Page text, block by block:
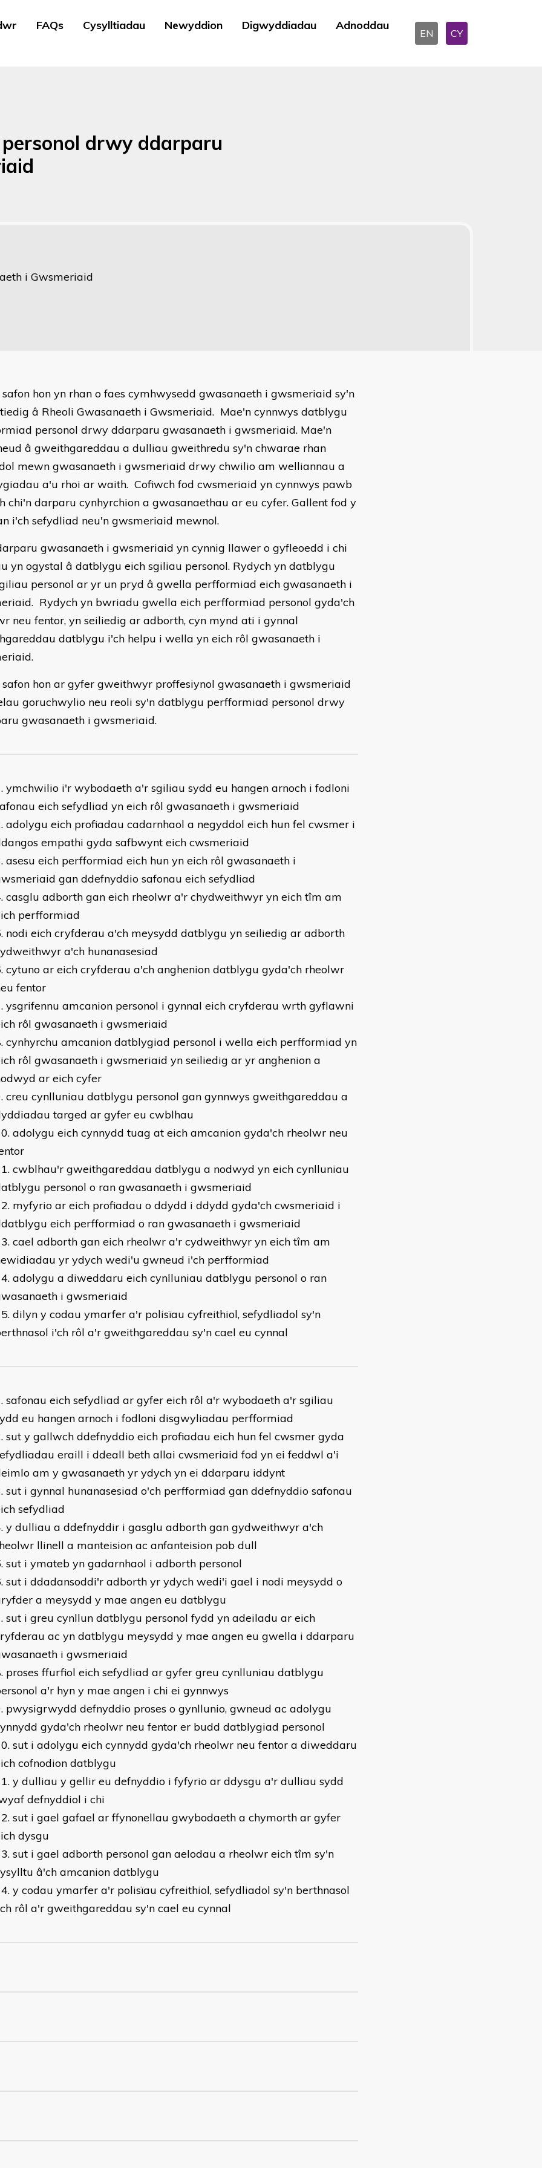
FAQs Cysylltiadau Newyddion Digwyddiadau Adnoddau
EN CY
drwy ddarparu
i Gwsmeriaid
hon yn rhan o faes cymhwysedd gwasanaeth i gwsmeriaid sy'n
â Rheoli Gwasanaeth i Gwsmeriaid. Mae'n cynnwys datblygu
personol drwy ddarparu gwasanaeth i gwsmeriaid. Mae'n
â gweithgareddau a dulliau gweithredu sy'n chwarae rhan
mewn gwasanaeth i gwsmeriaid drwy chwilio am welliannau a
a'u rhoi ar waith. Cofiwch fod cwsmeriaid yn cynnwys pawb
chi'n darparu cynhyrchion a gwasanaethau ar eu cyfer. Gallent fod y
i'ch sefydliad neu'n gwsmeriaid mewnol.
gwasanaeth i gwsmeriaid yn cynnig llawer o gyfleoedd i chi
yn ogystal â datblygu eich sgiliau personol. Rydych yn datblygu
personol ar yr un pryd â gwella perfformiad eich gwasanaeth i
Rydych yn bwriadu gwella eich perfformiad personol gyda'ch
neu fentor, yn seiliedig ar adborth, cyn mynd ati i gynnal
datblygu i'ch helpu i wella yn eich rôl gwasanaeth i
hon ar gyfer gweithwyr proffesiynol gwasanaeth i gwsmeriaid
goruchwylio neu reoli sy'n datblygu perfformiad personol drwy
gwasanaeth i gwsmeriaid.
ymchwilio i'r wybodaeth a'r sgiliau sydd eu hangen arnoch i fodloni
eich sefydliad yn eich rôl gwasanaeth i gwsmeriaid
adolygu eich profiadau cadarnhaol a negyddol eich hun fel cwsmer i
empathi gyda safbwynt eich cwsmeriaid
asesu eich perfformiad eich hun yn eich rôl gwasanaeth i
gan ddefnyddio safonau eich sefydliad
casglu adborth gan eich rheolwr a'r chydweithwyr yn eich tîm am
perfformiad
nodi eich cryfderau a'ch meysydd datblygu yn seiliedig ar adborth
a'ch hunanasesiad
cytuno ar eich cryfderau a'ch anghenion datblygu gyda'ch rheolwr
fentor
ysgrifennu amcanion personol i gynnal eich cryfderau wrth gyflawni
rôl gwasanaeth i gwsmeriaid
cynhyrchu amcanion datblygiad personol i wella eich perfformiad yn
rôl gwasanaeth i gwsmeriaid yn seiliedig ar yr anghenion a
ar eich cyfer
creu cynlluniau datblygu personol gan gynnwys gweithgareddau a
targed ar gyfer eu cwblhau
adolygu eich cynnydd tuag at eich amcanion gyda'ch rheolwr neu
cwblhau'r gweithgareddau datblygu a nodwyd yn eich cynlluniau
personol o ran gwasanaeth i gwsmeriaid
myfyrio ar eich profiadau o ddydd i ddydd gyda'ch cwsmeriaid i
eich perfformiad o ran gwasanaeth i gwsmeriaid
cael adborth gan eich rheolwr a'r cydweithwyr yn eich tîm am
yr ydych wedi'u gwneud i'ch perfformiad
adolygu a diweddaru eich cynlluniau datblygu personol o ran
i gwsmeriaid
dilyn y codau ymarfer a'r polisïau cyfreithiol, sefydliadol sy'n
i'ch rôl a'r gweithgareddau sy'n cael eu cynnal
safonau eich sefydliad ar gyfer eich rôl a'r wybodaeth a'r sgiliau
eu hangen arnoch i fodloni disgwyliadau perfformiad
sut y gallwch ddefnyddio eich profiadau eich hun fel cwsmer gyda
eraill i ddeall beth allai cwsmeriaid fod yn ei feddwl a'i
am y gwasanaeth yr ydych yn ei ddarparu iddynt
sut i gynnal hunanasesiad o'ch perfformiad gan ddefnyddio safonau
sefydliad
y dulliau a ddefnyddir i gasglu adborth gan gydweithwyr a'ch
llinell a manteision ac anfanteision pob dull
sut i ymateb yn gadarnhaol i adborth personol
sut i ddadansoddi'r adborth yr ydych wedi'i gael i nodi meysydd o
a meysydd y mae angen eu datblygu
sut i greu cynllun datblygu personol fydd yn adeiladu ar eich
ac yn datblygu meysydd y mae angen eu gwella i ddarparu
i gwsmeriaid
proses ffurfiol eich sefydliad ar gyfer greu cynlluniau datblygu
a'r hyn y mae angen i chi ei gynnwys
pwysigrwydd defnyddio proses o gynllunio, gwneud ac adolygu
gyda'ch rheolwr neu fentor er budd datblygiad personol
sut i adolygu eich cynnydd gyda'ch rheolwr neu fentor a diweddaru
cofnodion datblygu
y dulliau y gellir eu defnyddio i fyfyrio ar ddysgu a'r dulliau sydd
defnyddiol i chi
sut i gael gafael ar ffynonellau gwybodaeth a chymorth ar gyfer
dysgu
sut i gael adborth personol gan aelodau a rheolwr eich tîm sy'n
â'ch amcanion datblygu
y codau ymarfer a'r polisïau cyfreithiol, sefydliadol sy'n berthnasol
rôl a'r gweithgareddau sy'n cael eu cynnal